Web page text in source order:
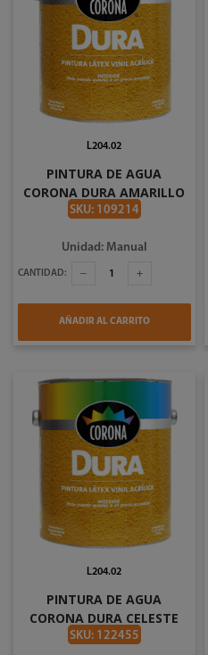
PINTURA DE AGUA
CORONA DURA AMARILLO
MOSTAZA EN GALON
SKU: 109214
L204.02
Unidad: Manual
CANTIDAD:
AÑADIR AL CARRITO
PINTURA DE AGUA
CORONA DURA CELESTE
CIELO EN GALON #2738
SKU: 122455
L204.02